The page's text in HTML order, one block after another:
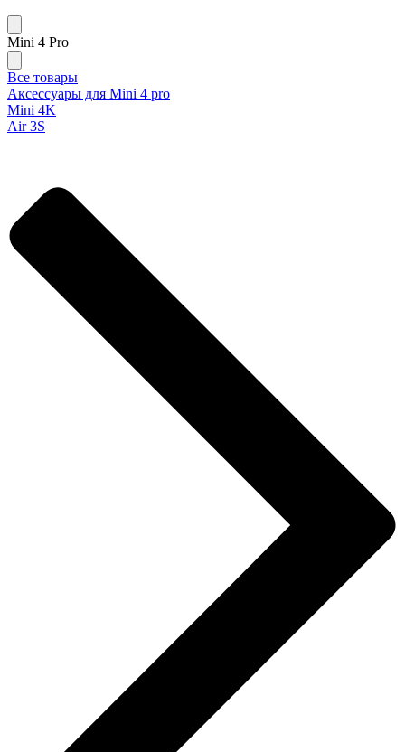
Mini 4 Pro
Все товары
Аксессуары для Mini 4 pro
Mini 4K
Air 3S